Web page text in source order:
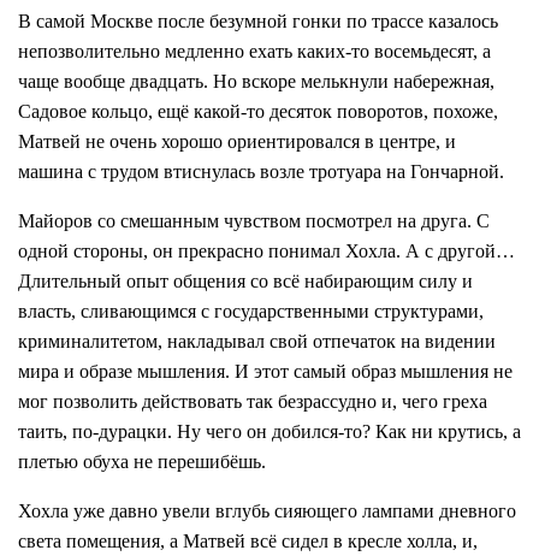
В самой Москве после безумной гонки по трассе казалось
непозволительно медленно ехать каких-то восемьдесят, а
чаще вообще двадцать. Но вскоре мелькнули набережная,
Садовое кольцо, ещё какой-то десяток поворотов, похоже,
Матвей не очень хорошо ориентировался в центре, и
машина с трудом втиснулась возле тротуара на Гончарной.
Майоров со смешанным чувством посмотрел на друга. С
одной стороны, он прекрасно понимал Хохла. А с другой…
Длительный опыт общения со всё набирающим силу и
власть, сливающимся с государственными структурами,
криминалитетом, накладывал свой отпечаток на видении
мира и образе мышления. И этот самый образ мышления не
мог позволить действовать так безрассудно и, чего греха
таить, по-дурацки. Ну чего он добился-то? Как ни крутись, а
плетью обуха не перешибёшь.
Хохла уже давно увели вглубь сияющего лампами дневного
света помещения, а Матвей всё сидел в кресле холла, и,